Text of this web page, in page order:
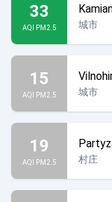
33
AQI PM2.5 城市
15
AQI PM2.5 城市
19
AQI PM2.5 村庄